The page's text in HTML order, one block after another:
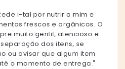
i-tal por nutrir a mim e
frescos e orgânicos. O
muito gentil, atencioso e
dos itens, se
ou avisar que algum item
o momento de entrega."